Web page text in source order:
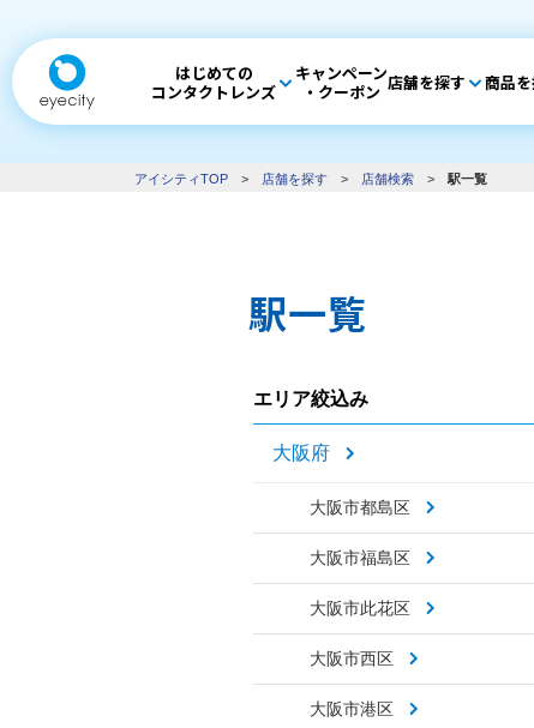
はじめての
コンタクトレンズ
キャンペーン
・クーポン 店舗を探す 商品
アイシティTOP > 店舗を探す > 店舗検索 > 駅一覧
駅一覧
エリア絞込み
大阪府
大阪市都島区
大阪市福島区
大阪市此花区
大阪市西区
大阪市港区